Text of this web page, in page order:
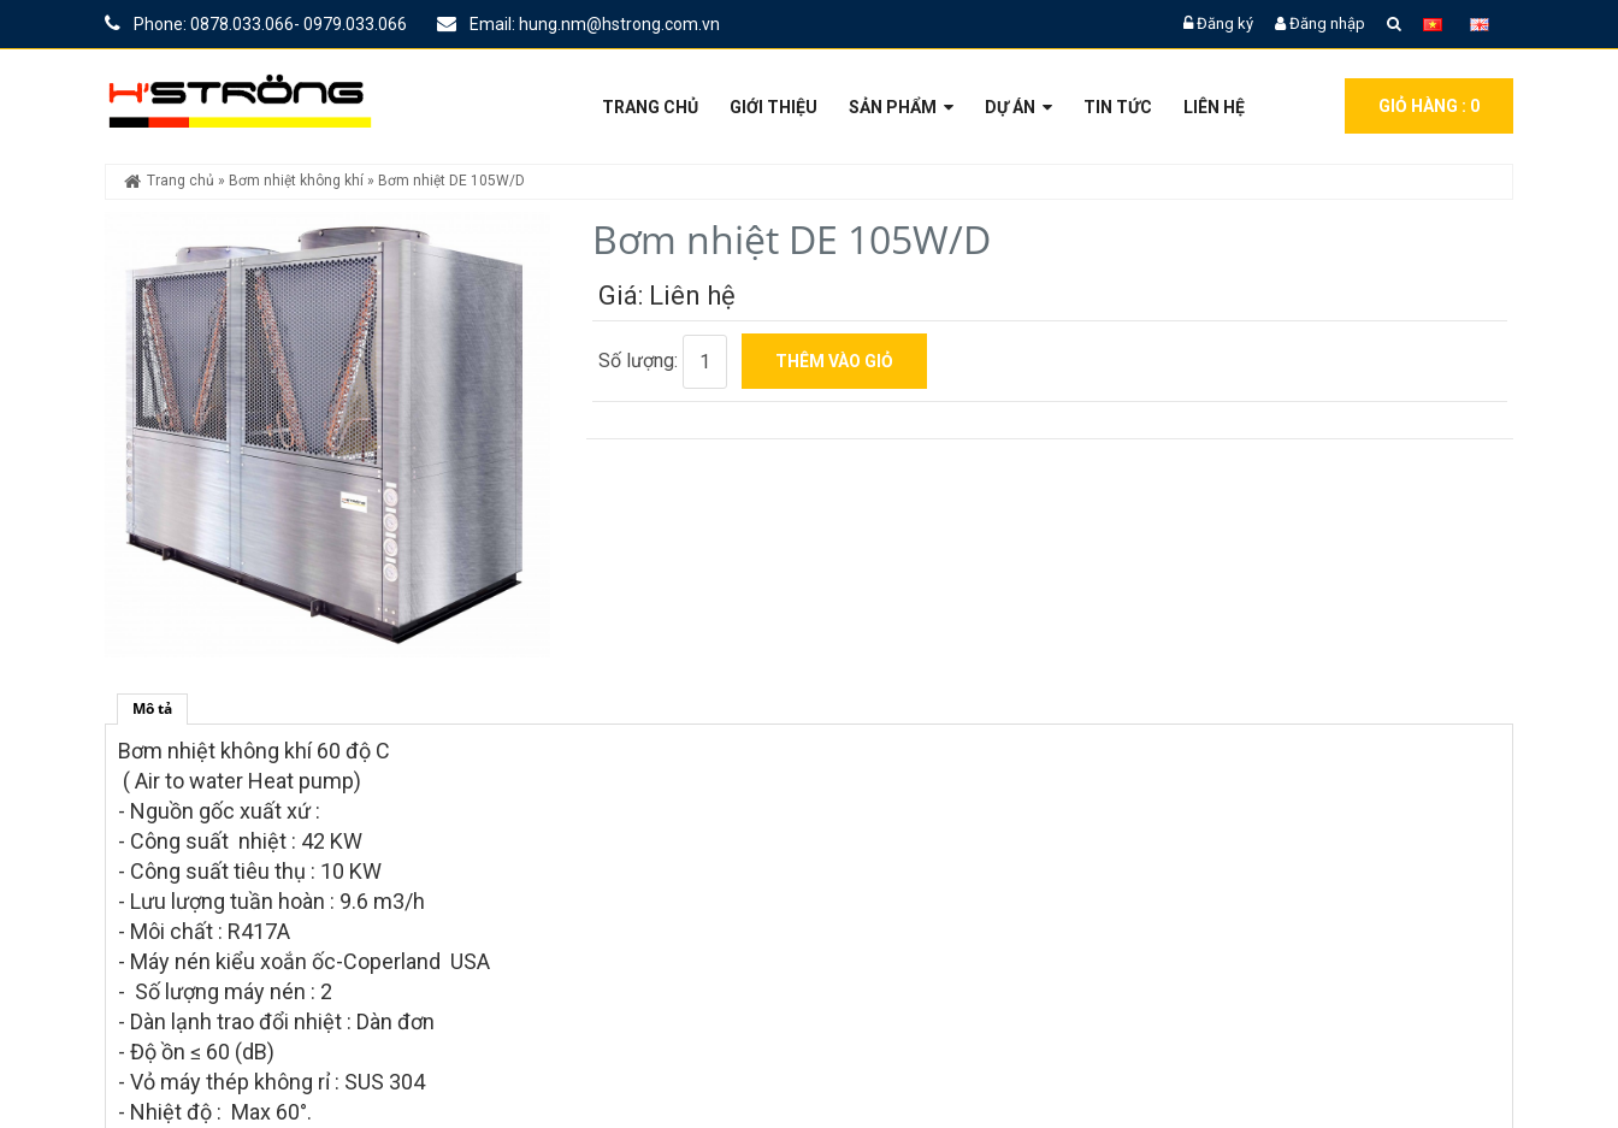
Phone: 0878.033.066- 0979.033.066 Email: hung.nm@hstrong.com.vn Đăng ký Đăng nhập
TRANG CHỦ GIỚI THIỆU SẢN PHẨM DỰ ÁN TIN TỨC LIÊN HỆ GIỎ HÀNG : 0
Trang chủ » Bơm nhiệt không khí » Bơm nhiệt DE 105W/D
Bơm nhiệt DE 105W/D
Giá: Liên hệ
Số lượng:
Mô tả
Bơm nhiệt không khí 60 độ C
( Air to water Heat pump)
- Nguồn gốc xuất xứ :
- Công suất nhiệt : 42 KW
- Công suất tiêu thụ : 10 KW
- Lưu lượng tuần hoàn : 9.6 m3/h
- Môi chất : R417A
- Máy nén kiểu xoắn ốc-Coperland USA
- Số lượng máy nén : 2
- Dàn lạnh trao đổi nhiệt : Dàn đơn
- Độ ồn ≤ 60 (dB)
- Vỏ máy thép không rỉ : SUS 304
- Nhiệt độ : Max 60°.